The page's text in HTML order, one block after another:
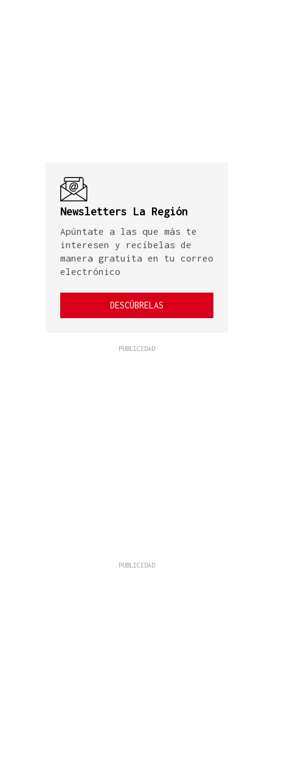
Newsletters La Región
Apúntate a las que más te
interesen y recíbelas de
manera gratuita en tu correo
electrónico
DESCÚBRELAS